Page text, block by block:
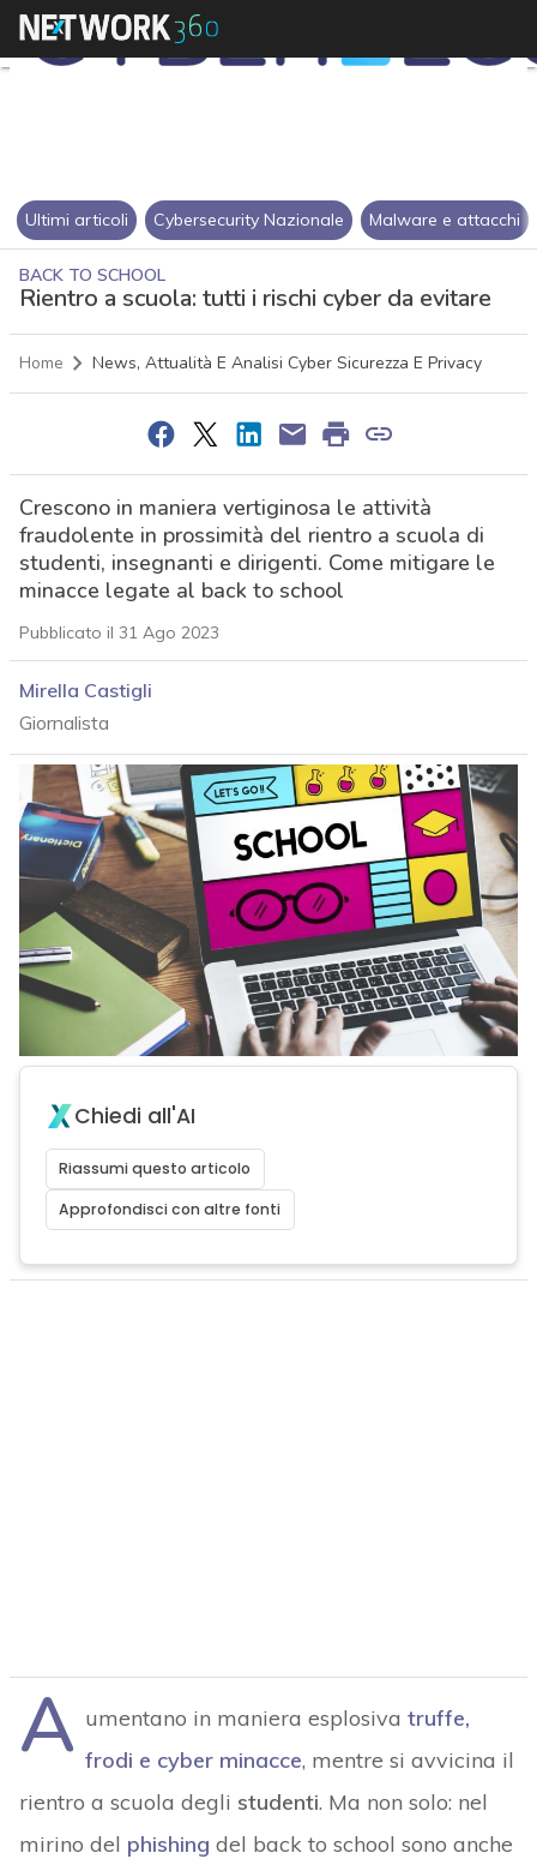
Ultimi articoli Cybersecurity Nazionale Malware e attacchi
BACK TO SCHOOL
Rientro a scuola: tutti i rischi cyber da evitare
Home News, Attualità E Analisi Cyber Sicurezza E Privacy
Crescono in maniera vertiginosa le attività
fraudolente in prossimità del rientro a scuola di
studenti, insegnanti e dirigenti. Come mitigare le
minacce legate al back to school
Pubblicato il 31 Ago 2023
Mirella Castigli
Giornalista
Chiedi all'AI
Riassumi questo articolo
Approfondisci con altre fonti
A umentano in maniera esplosiva truffe,
frodi e cyber minacce, mentre si avvicina il
rientro a scuola degli studenti. Ma non solo: nel
mirino del phishing del back to school sono anche